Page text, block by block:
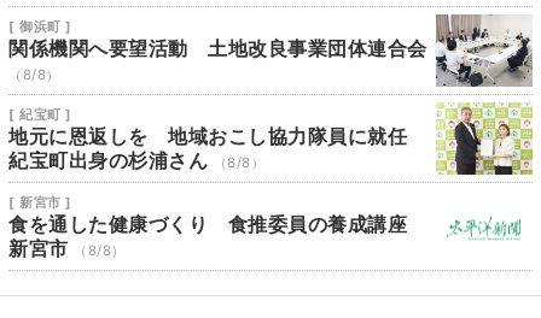
[ 御浜町 ]
関係機関へ要望活動 土地改良事業団体連合会
（8/8）
[ 紀宝町 ]
地元に恩返しを 地域おこし協力隊員に就任
紀宝町出身の杉浦さん
（8/8）
[ 新宮市 ]
食を通した健康づくり 食推委員の養成講座
新宮市
（8/8）